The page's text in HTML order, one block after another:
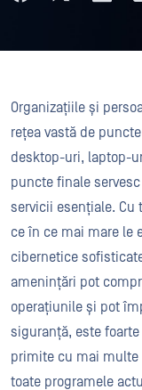
Organizațiile și
rețea vastă de
desktop-uri, laptop-
puncte finale
servicii esențiale. Cu
ce în ce mai mare le
cibernetice
amenințări pot
operațiunile și pot
siguranță, este
primite cu mai multe
toate programele